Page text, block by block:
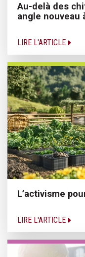
Au-delà des
angle nouveau
LIRE L'ARTICLE
L’activisme
LIRE L'ARTICLE